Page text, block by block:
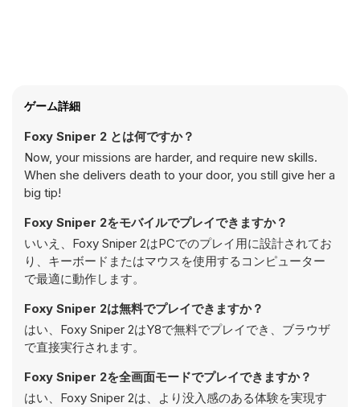
ゲーム詳細
Foxy Sniper 2 とは何ですか？
Now, your missions are harder, and require new skills.
When she delivers death to your door, you still give her a
big tip!
Foxy Sniper 2をモバイルでプレイできますか？
いいえ、Foxy Sniper 2はPCでのプレイ用に設計されてお
り、キーボードまたはマウスを使用するコンピューター
で最適に動作します。
Foxy Sniper 2は無料でプレイできますか？
はい、Foxy Sniper 2はY8で無料でプレイでき、ブラウザ
で直接実行されます。
Foxy Sniper 2を全画面モードでプレイできますか？
はい、Foxy Sniper 2は、より没入感のある体験を実現す